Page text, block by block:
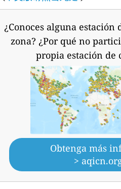
¿Conoces alguna
zona? ¿Por qué no
propia estación de
Obtenga más
>